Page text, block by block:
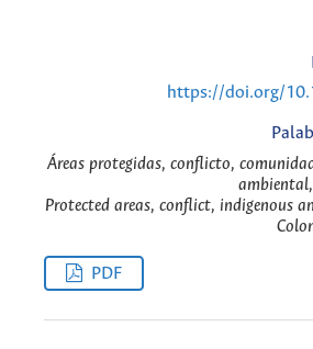
https://doi.org/
Áreas protegidas, conflicto,
Protected areas, conflict, indigenous
PDF